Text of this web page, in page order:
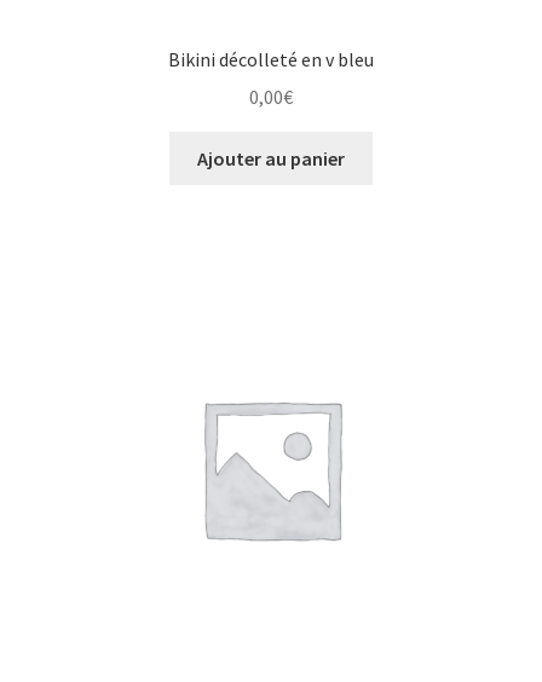
Bikini décolleté en v bleu
0,00€
Ajouter au panier